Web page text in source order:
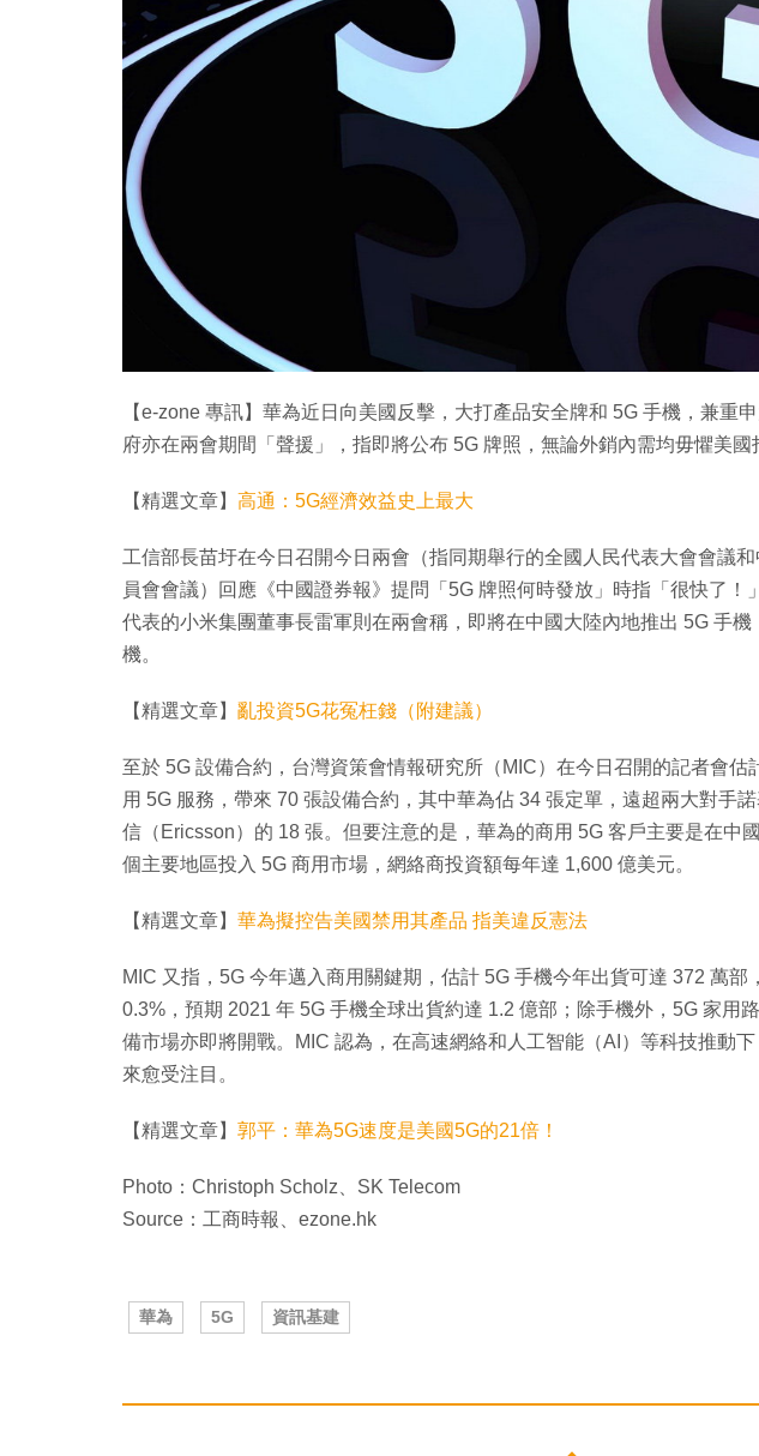
【e-zone 專訊】華為近日向美國反擊，大打產品安全牌和 5G 手機，兼重
府亦在兩會期間「聲援」，指即將公布 5G 牌照，無論外銷內需均毋懼美國
【精選文章】 高通：5G經濟效益史上最大
工信部長苗圩在今日召開今日兩會（指同期舉行的全國人民代表大會會議
員會會議）回應《中國證券報》提問「5G 牌照何時發放」時指「很快了！
代表的小米集團董事長雷軍則在兩會稱，即將在中國大陸內地推出 5G 手
機。
【精選文章】 亂投資5G花冤枉錢（附建議）
至於 5G 設備合約，台灣資策會情報研究所（MIC）在今日召開的記者會估
用 5G 服務，帶來 70 張設備合約，其中華為佔 34 張定單，遠超兩大對手
信（Ericsson）的 18 張。但要注意的是，華為的商用 5G 客戶主要是在中
個主要地區投入 5G 商用市場，網絡商投資額每年達 1,600 億美元。
【精選文章】 華為擬控告美國禁用其產品 指美違反憲法
MIC 又指，5G 今年邁入商用關鍵期，估計 5G 手機今年出貨可達 372 萬部
0.3%，預期 2021 年 5G 手機全球出貨約達 1.2 億部；除手機外，5G 家用
備市場亦即將開戰。MIC 認為，在高速網絡和人工智能（AI）等科技推動
來愈受注目。
【精選文章】 郭平：華為5G速度是美國5G的21倍！
Photo：Christoph Scholz、SK Telecom
Source：工商時報、ezone.hk
華為 5G 資訊基建